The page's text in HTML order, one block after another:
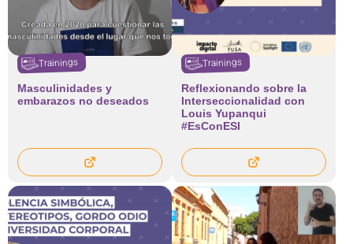
Trainings
Masculinidades y
embarazos no deseados
Trainings
Reflexionando sobre la
Interseccionalidad con
Louis Yupanqui
#EsConESI​